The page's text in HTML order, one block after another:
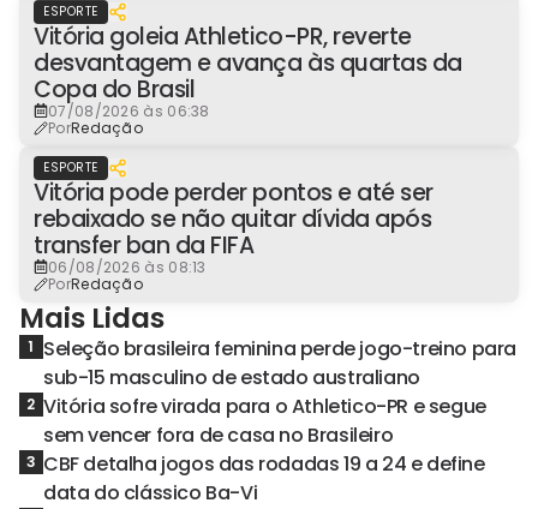
ESPORTE
Vitória goleia Athletico-PR, reverte
desvantagem e avança às quartas da
Copa do Brasil
07/08/2026 às 06:38
PorRedação
ESPORTE
Vitória pode perder pontos e até ser
rebaixado se não quitar dívida após
transfer ban da FIFA
06/08/2026 às 08:13
PorRedação
Mais Lidas
1 Seleção brasileira feminina perde jogo-treino para
sub-15 masculino de estado australiano
2 Vitória sofre virada para o Athletico-PR e segue
sem vencer fora de casa no Brasileiro
3 CBF detalha jogos das rodadas 19 a 24 e define
data do clássico Ba-Vi